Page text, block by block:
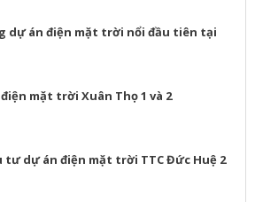
dự án điện mặt trời nổi đầu tiên tại
mặt trời Xuân Thọ 1 và 2
tư dự án điện mặt trời TTC Đức Huệ 2